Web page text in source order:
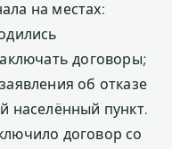
на местах:
договоры;
об отказе
населённый пункт.
договор со